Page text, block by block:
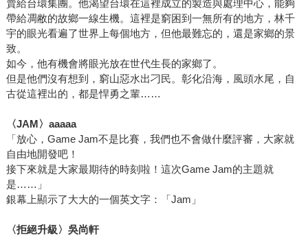
賣給台環集團。他渴望台環在這裡成立的製造與處理中心，能夠
帶給凋敝的故鄉一線生機。這裡是窮困到一無所有的地方，林千
宇的眼光看遍了世界上每個地方，但他最難忘的，還是家鄉的景
致。
如今，他有機會將眼光放在世代生長的家鄉了。
但是他們沒有想到，窮山惡水出刁民。彰化沿海，風頭水尾，自
古從這裡出的，都是悍勇之輩……
〈JAM〉 aaaaa
「放心，Game Jam不是比賽，我們也不會做什麼評審，大家就
自由地開發吧！
接下來就是大家最期待的時刻啦！這次Game Jam的主題就
是……」
銀幕上顯示了大大的一個英文字：「Jam」
〈拒絕升級〉吳尚軒